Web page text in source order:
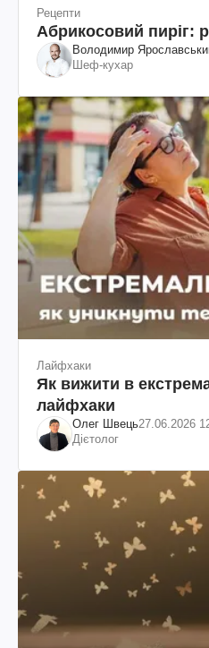
Рецепти
Абрикосовий пиріг:
Володимир
Шеф-кухар
Лайфхаки
Як вижити в
лайфхаки
Олег Швець27.06.2026
Дієтолог